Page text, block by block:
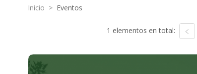
Inicio > Eventos
1 elementos en total: